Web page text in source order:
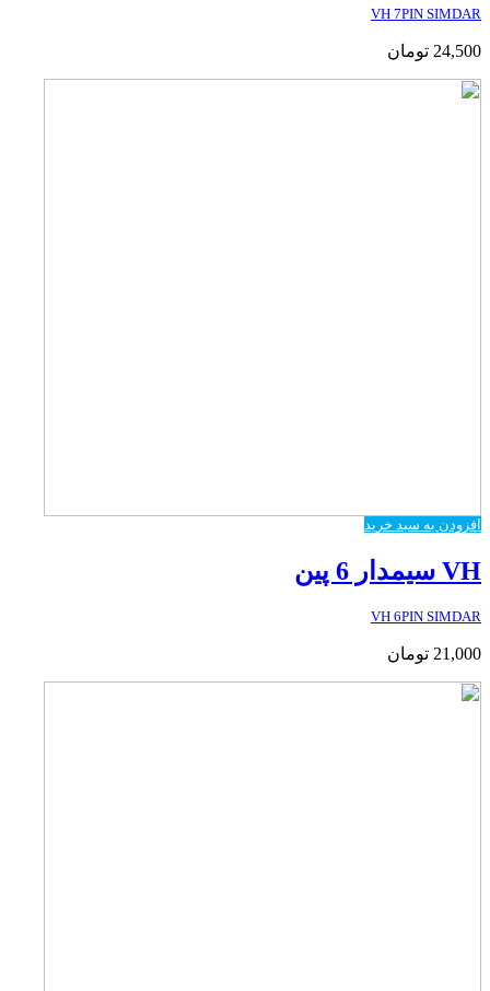
VH 7PIN SIMDAR
24,500 تومان
افزودن به سبد خرید
VH سیمدار 6 پین
VH 6PIN SIMDAR
21,000 تومان